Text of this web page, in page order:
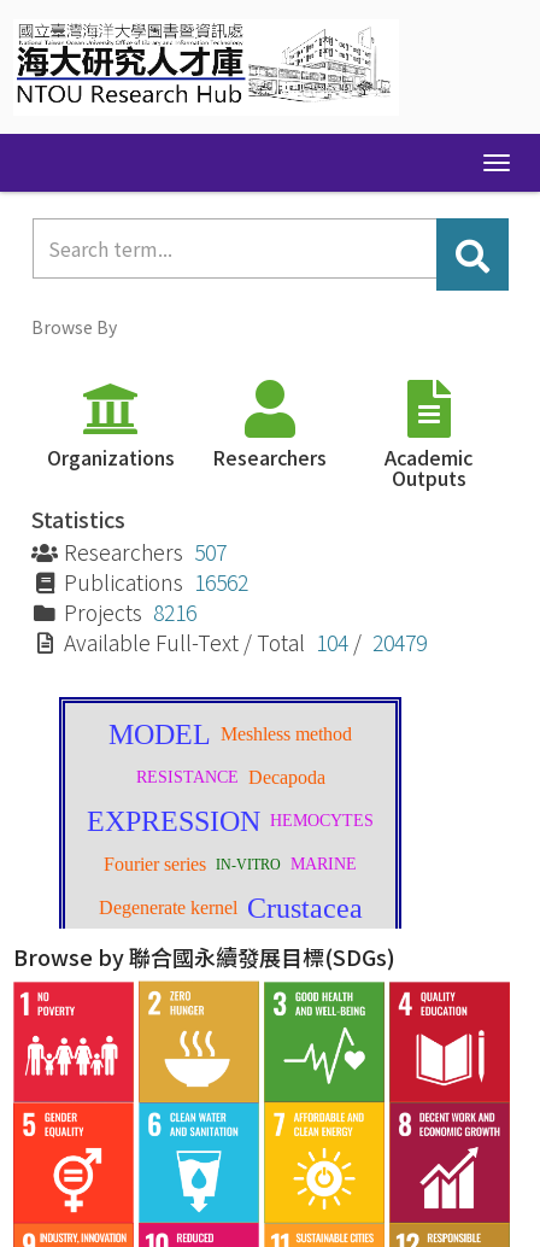
navigation
Browse By
Organizations Researchers Academic
Outputs
Statistics
Researchers 507
Publications 16562
Projects 8216
Available Full-Text / Total 104 / 20479
Browse by 聯合國永續發展目標(SDGs)